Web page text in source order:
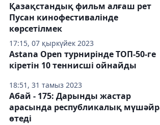
17:15, 07 қыркүйек 2023
Қазақстандық фильм алғаш рет
Пусан кинофестивалінде
көрсетілмек
18:51, 31 тамыз 2023
Astana Open турнирінде ТОП-50-ге
кіретін 10 теннисші ойнайды
Абай - 175: Дарынды жастар
арасында республикалық
өтеді